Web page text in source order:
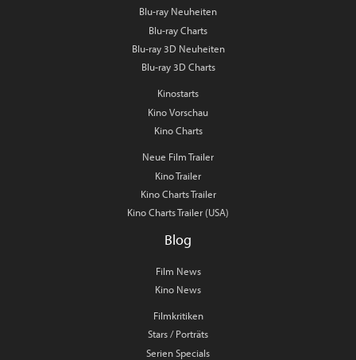
Blu-ray Neuheiten
Blu-ray Charts
Blu-ray 3D Neuheiten
Blu-ray 3D Charts
Kinostarts
Kino Vorschau
Kino Charts
Neue Film Trailer
Kino Trailer
Kino Charts Trailer
Kino Charts Trailer (USA)
Blog
Film News
Kino News
Filmkritiken
Stars / Porträts
Serien Specials